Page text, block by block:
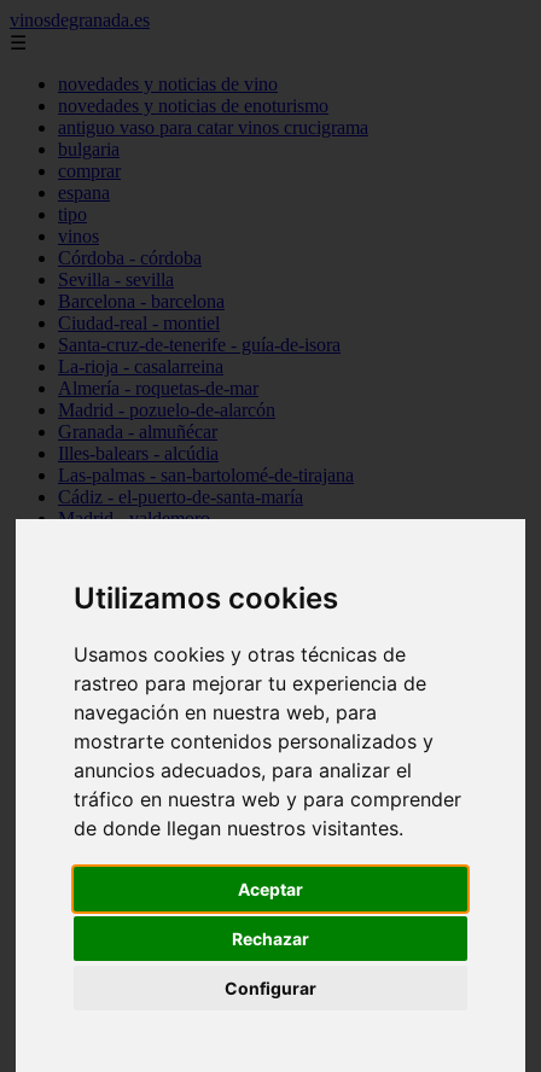
Utilizamos cookies
Usamos cookies y otras técnicas de
rastreo para mejorar tu experiencia de
navegación en nuestra web, para
mostrarte contenidos personalizados y
anuncios adecuados, para analizar el
tráfico en nuestra web y para comprender
de donde llegan nuestros visitantes.
Aceptar
Rechazar
Configurar
vinosdegranada.es
☰
novedades y noticias de vino
novedades y noticias de enoturismo
antiguo vaso para catar vinos crucigrama
bulgaria
comprar
espana
tipo
vinos
Córdoba - córdoba
Sevilla - sevilla
Barcelona - barcelona
Ciudad-real - montiel
Santa-cruz-de-tenerife - guía-de-isora
La-rioja - casalarreina
Almería - roquetas-de-mar
Madrid - pozuelo-de-alarcón
Granada - almuñécar
Illes-balears - alcúdia
Las-palmas - san-bartolomé-de-tirajana
Cádiz - el-puerto-de-santa-maría
Madrid - valdemoro
Cantabria - suances
Sevilla - bormujos
Málaga - júzcar
Huesca - alquézar
Huesca - castejón-de-sos
Lleida - alt-àneu
Córdoba - almedinilla
Navarra - zangoza
Cantabria - arenas-de-iguña
Barcelona - la-pobla-de-lillet
Murcia - cartagena
Madrid - nuevo-baztán